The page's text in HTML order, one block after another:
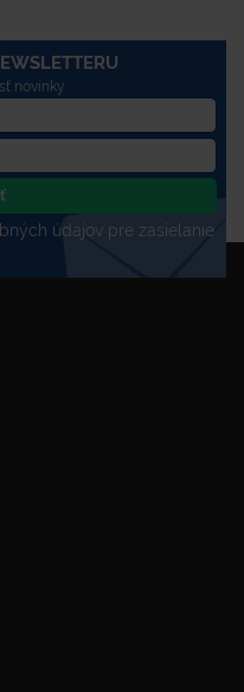
novinky
údajov pre zasielanie